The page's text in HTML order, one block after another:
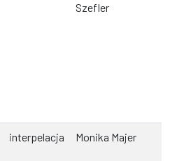
Szefler
interpelacja Monika Majer